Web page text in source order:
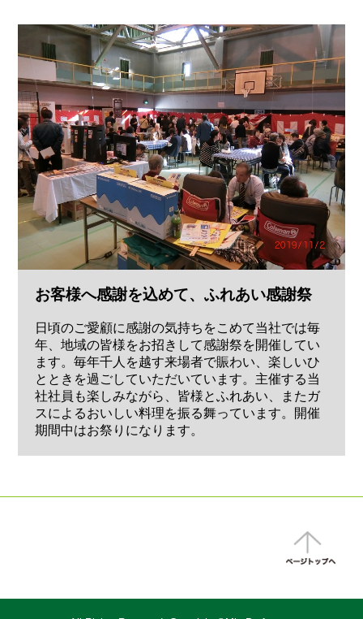
お客様へ感謝を込めて、ふれあい感謝祭
日頃のご愛顧に感謝の気持ちをこめて当社では毎
年、地域の皆様をお招きして感謝祭を開催してい
ます。毎年千人を越す来場者で賑わい、楽しいひ
とときを過ごしていただいています。主催する当
社社員も楽しみながら、皆様とふれあい、またガ
スによるおいしい料理を振る舞っています。開催
期間中はお祭りになります。